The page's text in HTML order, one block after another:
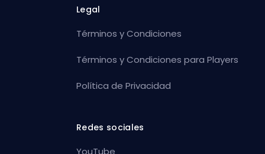
Legal
Términos y Condiciones
Términos y Condiciones para Players
Política de Privacidad
Redes sociales
YouTube